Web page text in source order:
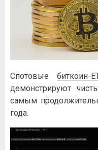
Спотовые биткоин-
демонстрируют
самым
года.